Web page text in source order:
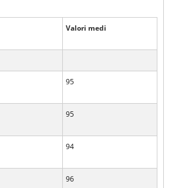
Valori medi
95
95
94
96